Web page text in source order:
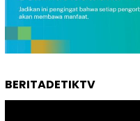
BERITADETIKTV